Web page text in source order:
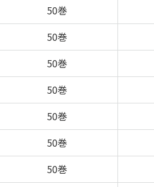
50巻
50巻
50巻
50巻
50巻
50巻
50巻